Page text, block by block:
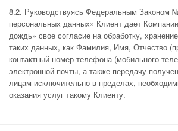
8.2. Руководствуясь Федеральным Законом
персональных данных» Клиент дает
дождь» свое согласие на обработку,
таких данных, как Фамилия, Имя, Отчество
контактный номер телефона (мобильного
электронной почты, а также передачу
лицам исключительно в пределах,
оказания услуг такому Клиенту.